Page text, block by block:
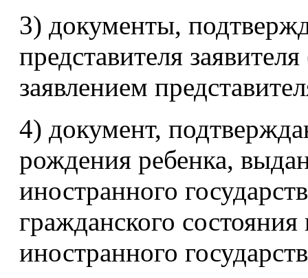
3) документы,
представителя
заявлением
4) документ,
рождения ребенка,
иностранного
гражданского
иностранного